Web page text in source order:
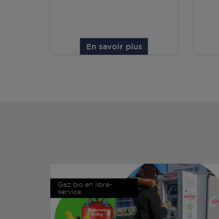
En savoir plus
Gaz bio en libre-
service